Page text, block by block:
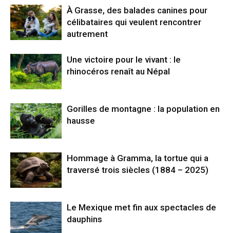
À Grasse, des balades canines pour
célibataires qui veulent rencontrer
autrement
Une victoire pour le vivant : le
rhinocéros renaît au Népal
Gorilles de montagne : la population en
hausse
Hommage à Gramma, la tortue qui a
traversé trois siècles (1884 – 2025)
Le Mexique met fin aux spectacles de
dauphins